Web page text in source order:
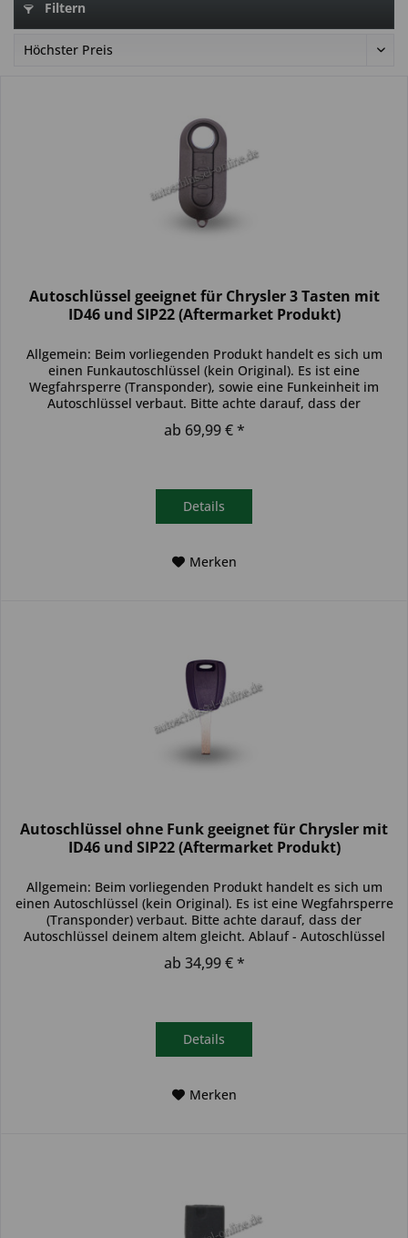
Filtern
Autoschlüssel geeignet für Chrysler 3 Tasten mit
ID46 und SIP22 (Aftermarket Produkt)
Allgemein: Beim vorliegenden Produkt handelt es sich um
einen Funkautoschlüssel (kein Original). Es ist eine
Wegfahrsperre (Transponder), sowie eine Funkeinheit im
Autoschlüssel verbaut. Bitte achte darauf, dass der
Autoschlüssel deinem...
ab 69,99 € *
Details
Merken
Autoschlüssel ohne Funk geeignet für Chrysler mit
ID46 und SIP22 (Aftermarket Produkt)
Allgemein: Beim vorliegenden Produkt handelt es sich um
einen Autoschlüssel (kein Original). Es ist eine Wegfahrsperre
(Transponder) verbaut. Bitte achte darauf, dass der
Autoschlüssel deinem altem gleicht. Ablauf - Autoschlüssel
ab 34,99 € *
Details
Merken